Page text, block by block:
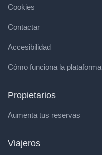
Cookies
Contactar
Accesibilidad
Cómo funciona la plataforma
Propietarios
Aumenta tus reservas
Viajeros